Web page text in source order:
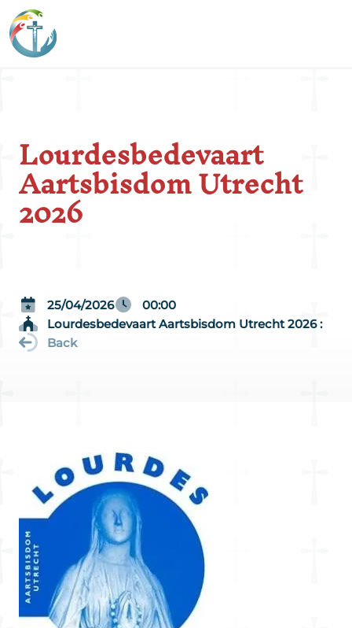
Lourdesbedevaart
Aartsbisdom Utrecht
2026
25/04/2026
00:00
Lourdesbedevaart Aartsbisdom Utrecht 2026 :
Back